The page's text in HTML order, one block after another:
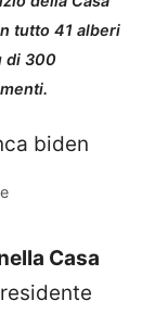
tutto 41 alberi
di 300
Casa